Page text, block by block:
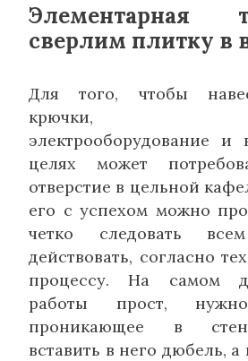
Элементарная
сверлим плитку в
Для того, чтобы
крючки,
электрооборудование
целях может
отверстие в цельной
его с успехом можно
четко следовать
действовать, согласно
процессу. На самом
работы прост,
проникающее в
вставить в него дюбель, а